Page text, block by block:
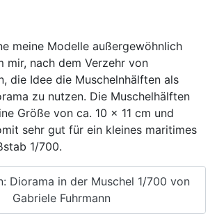
meine Modelle außergewöhnlich
mir, nach dem Verzehr von
die Idee die Muschelnhälften als
zu nutzen. Die Muschelhälften
Größe von ca. 10 x 11 cm und
sehr gut für ein kleines maritimes
1/700.
Diorama in der Muschel 1/700 von
Gabriele Fuhrmann